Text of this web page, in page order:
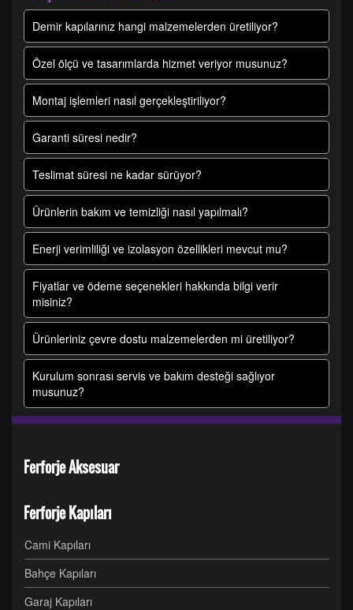
Demir kapılarınız hangi malzemelerden üretiliyor?
Özel ölçü ve tasarımlarda hizmet veriyor musunuz?
Montaj işlemleri nasıl gerçekleştiriliyor?
Garanti süresi nedir?
Teslimat süresi ne kadar sürüyor?
Ürünlerin bakım ve temizliği nasıl yapılmalı?
Enerji verimliliği ve izolasyon özellikleri mevcut mu?
Fiyatlar ve ödeme seçenekleri hakkında bilgi verir
misiniz?
Ürünleriniz çevre dostu malzemelerden mi üretiliyor?
Kurulum sonrası servis ve bakım desteği sağlıyor
musunuz?
Ferforje Aksesuar
Ferforje Kapıları
Cami Kapıları
Bahçe Kapıları
Garaj Kapıları